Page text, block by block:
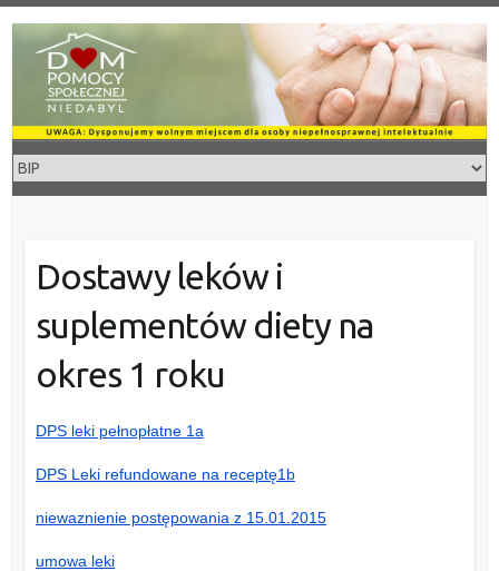
content
Dostawy leków i
suplementów diety na
okres 1 roku
DPS leki pełnopłatne 1a
DPS Leki refundowane na receptę1b
niewaznienie postępowania z 15.01.2015
umowa leki